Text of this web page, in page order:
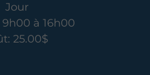
Jour
9h00 à 16h00
25.00$